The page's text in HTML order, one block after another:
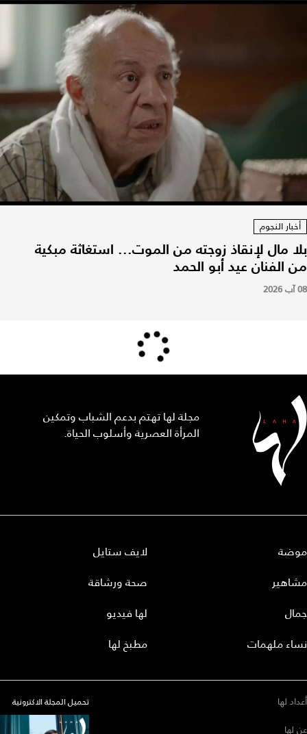
أخبار النجوم
بلا مال لإنقاذ زوجته من الموت... استغاثة مبكية
من الفنان عيد أبو الحمد
08 آب 2026
مجلة لها تهتم بدعم الشباب وتمكين
المرأة العصرية وأسلوب الحياة.
موضة
مشاهير
جمال
نساء ملهمات
لايف ستايل
صحة ورشاقة
لها فيديو
مطبخ لها
أعداد لها
عن لها
تحميل المجلة الاكترونية